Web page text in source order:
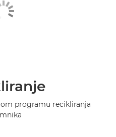
programu recikliranja